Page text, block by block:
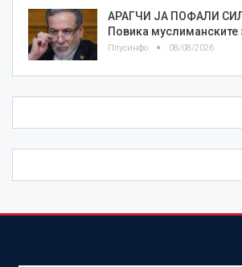
АРАГЧИ ЈА ПОФАЛИ
Повика муслиманските
Плусинфо 08/08/2026